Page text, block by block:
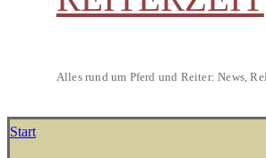
Alles rund um Pferd und Reiter: News,
Start